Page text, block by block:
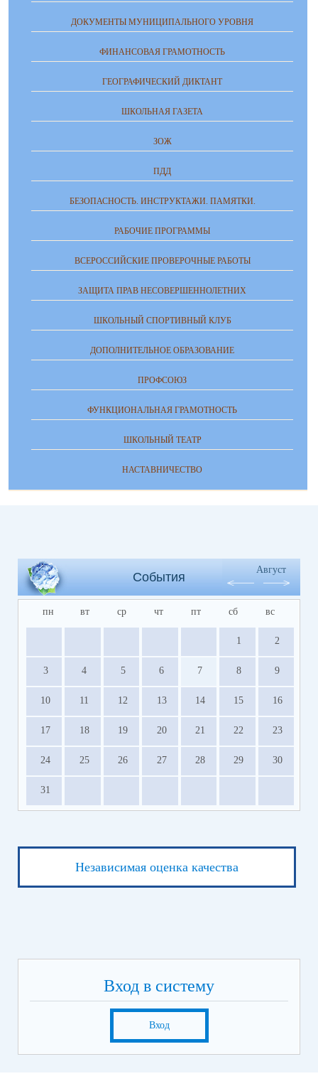
ДОКУМЕНТЫ МУНИЦИПАЛЬНОГО УРОВНЯ
ФИНАНСОВАЯ ГРАМОТНОСТЬ
ГЕОГРАФИЧЕСКИЙ ДИКТАНТ
ШКОЛЬНАЯ ГАЗЕТА
ЗОЖ
ПДД
БЕЗОПАСНОСТЬ. ИНСТРУКТАЖИ. ПАМЯТКИ.
РАБОЧИЕ ПРОГРАММЫ
ВСЕРОССИЙСКИЕ ПРОВЕРОЧНЫЕ РАБОТЫ
ЗАЩИТА ПРАВ НЕСОВЕРШЕННОЛЕТНИХ
ШКОЛЬНЫЙ СПОРТИВНЫЙ КЛУБ
ДОПОЛНИТЕЛЬНОЕ ОБРАЗОВАНИЕ
ПРОФСОЮЗ
ФУНКЦИОНАЛЬНАЯ ГРАМОТНОСТЬ
ШКОЛЬНЫЙ ТЕАТР
НАСТАВНИЧЕСТВО
События
Август
пн вт ср чт пт сб вс
1 2
3 4 5 6 7 8 9
10 11 12 13 14 15 16
17 18 19 20 21 22 23
24 25 26 27 28 29 30
31
Независимая оценка качества
Вход в систему
Вход